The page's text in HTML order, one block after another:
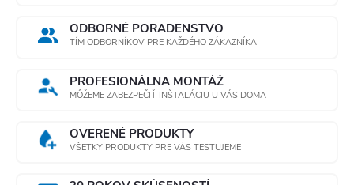
ODBORNÉ PORADENSTVO
TÍM ODBORNÍKOV PRE KAŽDÉHO ZÁKAZNÍKA
PROFESIONÁLNA MONTÁŽ
MÔŽEME ZABEZPEČIŤ INŠTALÁCIU U VÁS DOMA
OVERENÉ PRODUKTY
VŠETKY PRODUKTY PRE VÁS TESTUJEME